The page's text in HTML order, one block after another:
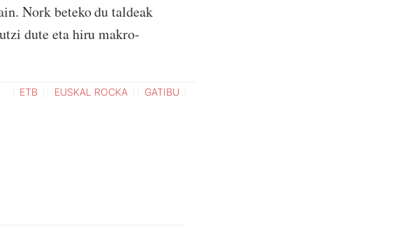
Nork beteko du taldeak
dute eta hiru makro-
ETB EUSKAL ROCKA GATIBU